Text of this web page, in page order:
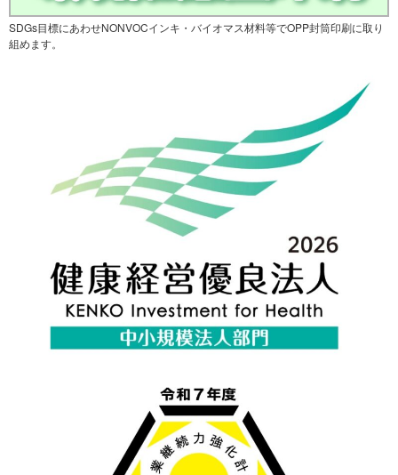
SDGs目標にあわせNONVOCインキ・バイオマス材料等でOPP封筒印刷に取り
組めます。